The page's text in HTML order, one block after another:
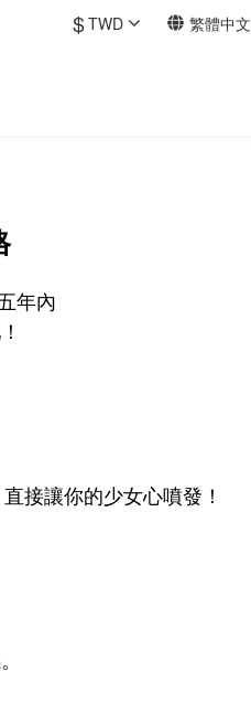
$TWD 繁體中文
年內
接讓你的少女心噴發！